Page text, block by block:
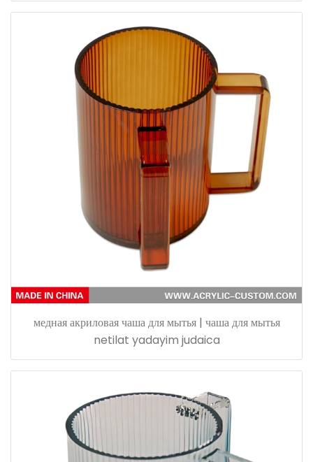
медная акриловая чаша для мытья | чаша для мытья
netilat yadayim judaica